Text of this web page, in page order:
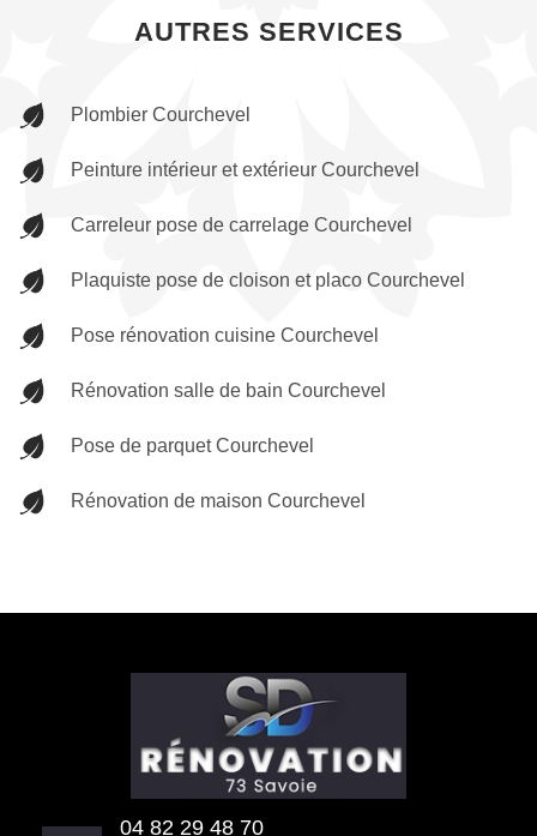
AUTRES SERVICES
Plombier Courchevel
Peinture intérieur et extérieur Courchevel
Carreleur pose de carrelage Courchevel
Plaquiste pose de cloison et placo Courchevel
Pose rénovation cuisine Courchevel
Rénovation salle de bain Courchevel
Pose de parquet Courchevel
Rénovation de maison Courchevel
04 82 29 48 70